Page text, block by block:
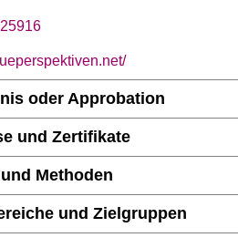
oder Approbation
und Zertifikate
Methoden
und Zielgruppen